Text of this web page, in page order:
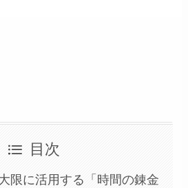
目次
限に活用する「時間の錬金